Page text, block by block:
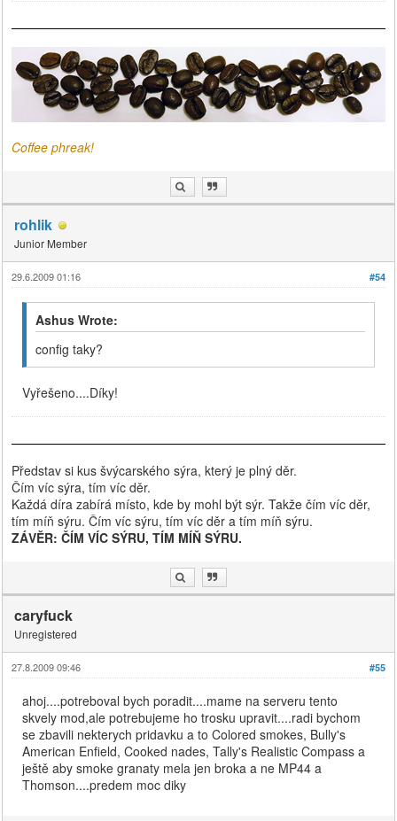
Coffee phreak!
rohlik
Junior Member
#54
29.6.2009 01:16
Ashus Wrote:
config taky?
Vyřešeno....Díky!
Představ si kus švýcarského sýra, který je plný děr.
Čím víc sýra, tím víc děr.
Každá díra zabírá místo, kde by mohl být sýr. Takže čím víc děr,
tím míň sýru. Čím víc sýru, tím víc děr a tím míň sýru.
ZÁVĚR: ČÍM VÍC SÝRU, TÍM MÍŇ SÝRU.
caryfuck
Unregistered
#55
27.8.2009 09:46
ahoj....potreboval bych poradit....mame na serveru tento
skvely mod,ale potrebujeme ho trosku upravit....radi bychom
se zbavili nekterych pridavku a to Colored smokes, Bully's
American Enfield, Cooked nades, Tally's Realistic Compass a
ještě aby smoke granaty mela jen broka a ne MP44 a
Thomson....predem moc diky